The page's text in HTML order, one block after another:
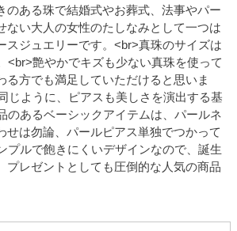
のある珠で結婚式やお葬式、法事やパー
ない大人の女性のたしなみとして一つは
スジュエリーです。<br>真珠のサイズは
<br>艶やかでキズも少ない真珠を使って
る方でも満足していただけると思いま
じように、ピアスも美しさを演出する基
のあるベーシックアイテムは、パールネ
せは勿論、パールピアス単独でつかって
プルで飽きにくいデザインなので、誕生
プレゼントとしても圧倒的な人気の商品